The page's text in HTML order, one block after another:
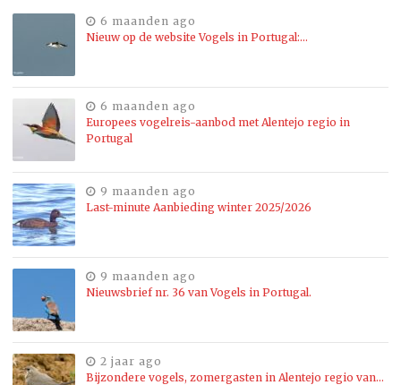
6 maanden ago
Nieuw op de website Vogels in Portugal:…
6 maanden ago
Europees vogelreis-aanbod met Alentejo regio in
Portugal
9 maanden ago
Last-minute Aanbieding winter 2025/2026
9 maanden ago
Nieuwsbrief nr. 36 van Vogels in Portugal.
2 jaar ago
Bijzondere vogels, zomergasten in Alentejo regio van…